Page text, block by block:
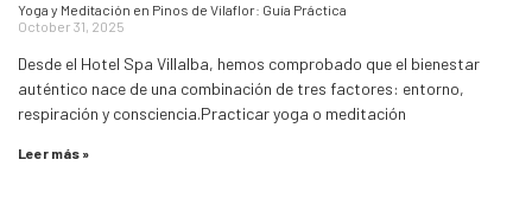
Yoga y Meditación en Pinos de Vilaflor: Guía Práctica
October 31, 2025
Desde el Hotel Spa Villalba, hemos comprobado que el bienestar
auténtico nace de una combinación de tres factores: entorno,
respiración y consciencia.Practicar yoga o meditación
Leer más »